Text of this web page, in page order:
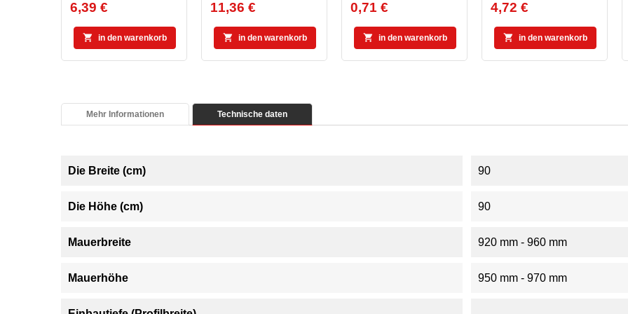
Preis
6,39 €
 in den warenkorb
Preis
11,36 €
 in den warenkorb
Preis
0,71 €
 in den warenkorb
Preis
4,72 €
 in den warenkorb
Mehr Informationen Technische daten
Die Breite (cm) 90
Die Höhe (cm) 90
Mauerbreite 920 mm - 960 mm
Mauerhöhe 950 mm - 970 mm